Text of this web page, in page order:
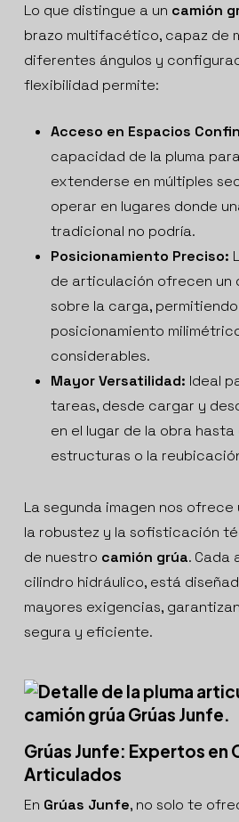
Lo que distingue a un camión
brazo multifacético, capaz de
diferentes ángulos y
flexibilidad permite:
Acceso en Espacios
capacidad de la pluma
extenderse en múltiples
operar en lugares donde
tradicional no podría.
Posicionamiento Preciso:
de articulación ofrecen un
sobre la carga, permitiendo
posicionamiento
considerables.
Mayor Versatilidad: Ideal
tareas, desde cargar y
en el lugar de la obra
estructuras o la
La segunda imagen nos ofrece
la robustez y la sofisticación
de nuestro camión grúa. Cada
cilindro hidráulico, está
mayores exigencias,
segura y eficiente.
Grúas Junfe: Expertos en
Articulados
En Grúas Junfe, no solo te